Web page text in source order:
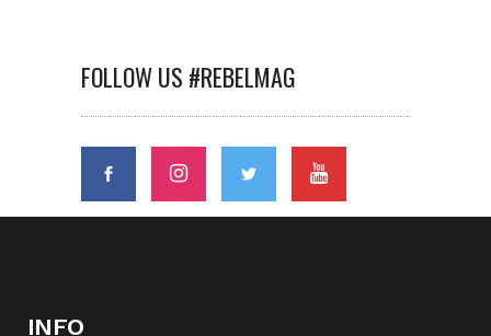
FOLLOW US #REBELMAG
INFO